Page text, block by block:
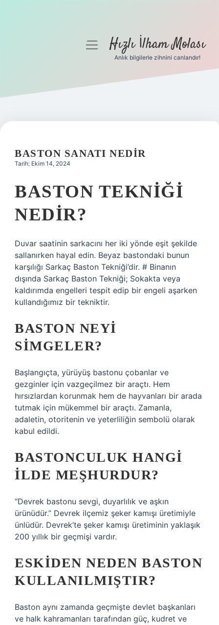
Gizlilik Politikası
Yasal Uyarı
menüyüHızlı İlham Molası
Anlık bilgilerle zihnini canlandır!
BASTON SANATI NEDIR
Tarih: Ekim 14, 2024
BASTON TEKNIĞI
NEDIR?
Duvar saatinin sarkacını her iki yönde eşit şekilde
sallanırken hayal edin. Beyaz bastondaki bunun
karşılığı Sarkaç Baston Tekniği’dir. # Binanın
dışında Sarkaç Baston Tekniği; Sokakta veya
kaldırımda engelleri tespit edip bir engeli aşarken
kullandığımız bir tekniktir.
BASTON NEYI
SIMGELER?
Başlangıçta, yürüyüş bastonu çobanlar ve
gezginler için vazgeçilmez bir araçtı. Hem
hırsızlardan korunmak hem de hayvanları bir arada
tutmak için mükemmel bir araçtı. Zamanla,
adaletin, otoritenin ve yeterliliğin sembolü olarak
kabul edildi.
BASTONCULUK HANGI
ILDE MEŞHURDUR?
“Devrek bastonu sevgi, duyarlılık ve aşkın
ürünüdür.” Devrek ilçemiz şeker kamışı üretimiyle
ünlüdür. Devrek’te şeker kamışı üretiminin yaklaşık
200 yıllık bir geçmişi vardır.
ESKIDEN NEDEN BASTON
KULLANILMIŞTIR?
Baston aynı zamanda geçmişte devlet başkanları
ve halk kahramanları tarafından güç, kudret ve